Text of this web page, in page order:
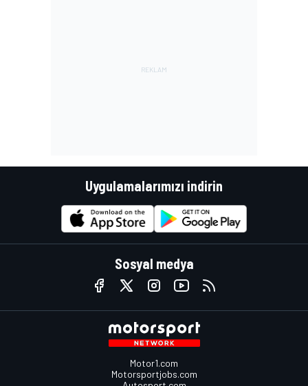
Uygulamalarımızı indirin
Sosyal medya
Motor1.com
Motorsportjobs.com